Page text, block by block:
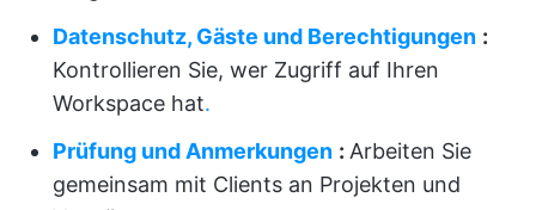
Datenschutz, Gäste und Berechtigungen :
Kontrollieren Sie, wer Zugriff auf Ihren
Workspace hat.
Prüfung und Anmerkungen : Arbeiten Sie
gemeinsam mit Clients an Projekten und